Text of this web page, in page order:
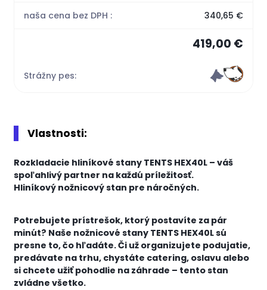
naša cena bez DPH : 340,65 €
419,00 €
Strážny pes:
Vlastnosti:
Rozkladacie hliníkové stany TENTS HEX40L – váš
spoľahlivý partner na každú príležitosť.
Hliníkový nožnicový stan pre náročných.
Potrebujete prístrešok, ktorý postavíte za pár
minút? Naše nožnicové stany TENTS HEX40L sú
presne to, čo hľadáte. Či už organizujete podujatie,
predávate na trhu, chystáte catering, oslavu alebo
si chcete užiť pohodlie na záhrade – tento stan
zvládne všetko.